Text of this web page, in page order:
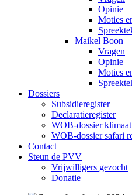
Opinie
Moties
Maikel Boon
Vragen
Opinie
Moties
Dossiers
Subsidieregister
Declaratieregister
WOB-dossier
WOB-dossier safari
Contact
Steun de PVV
Vrijwilligers gezocht
Donatie